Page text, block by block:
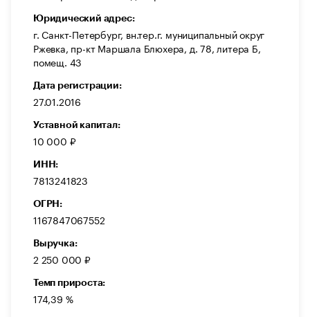
Юридический адрес:
г. Санкт-Петербург, вн.тер.г. муниципальный округ
Ржевка, пр-кт Маршала Блюхера, д. 78, литера Б,
помещ. 43
Дата регистрации:
27.01.2016
Уставной капитал:
10 000 ₽
ИНН:
7813241823
ОГРН:
1167847067552
Выручка:
2 250 000 ₽
Темп прироста:
174,39 %